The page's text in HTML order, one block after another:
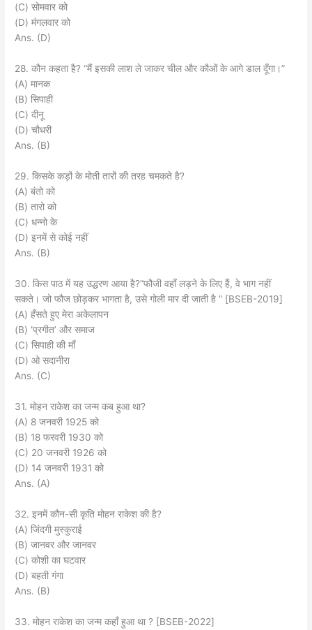
(C) सोमवार को
(D) मंगलवार को
Ans. (D)
28. कौन कहता है? “मैं इसकी लाश ले जाकर चील और कौओं के आगे डाल दूँगा।”
(A) मानक
(B) सिपाही
(C) दीनू
(D) चौधरी
Ans. (B)
29. किसके कड़ों के मोती तारों की तरह चमकते है?
(A) बंतो को
(B) तारो को
(C) धन्नो के
(D) इनमें से कोई नहीं
Ans. (B)
30. किस पाठ में यह उद्धरण आया है?”फौजी वहाँ लड़ने के लिए हैं, वे भाग नहीं
सकते। जो फौज छोड़कर भागता है, उसे गोली मार दी जाती है ” [BSEB-2019]
(A) हँसते हुए मेरा अकेलापन
(B) ‘प्रगीत’ और समाज
(C) सिपाही की माँ
(D) ओ सदानीरा
Ans. (C)
31. मोहन राकेश का जन्म कब हुआ था?
(A) 8 जनवरी 1925 को
(B) 18 फरवरी 1930 को
(C) 20 जनवरी 1926 को
(D) 14 जनवरी 1931 को
Ans. (A)
32. इनमें कौन-सी कृति मोहन राकेश की है?
(A) जिंदगी मुस्कुराई
(B) जानवर और जानवर
(C) कोशी का घटवार
(D) बहती गंगा
Ans. (B)
33. मोहन राकेश का जन्म कहाँ हुआ था ? [BSEB-2022]